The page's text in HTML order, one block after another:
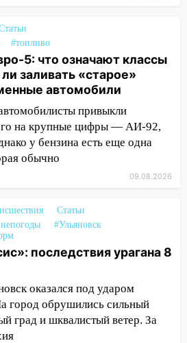
непогоды в
фестиваль «Наше
район первым в
намолотил более
и техникумы
подали более 10
с улиц Ульяновска
деревья и
остановку на улице
сами
ливнёвки, не
#топливо
5: что означают классы
заливать «старое»
автомобили
привыкли
на крупные цифры — АИ-92,
у бензина есть еще одна
обычно
09.08.2026
Статьи
#Ульяновск
последствия урагана 8
оказался под ударом
город обрушились сильный
град и шквалистый ветер. За